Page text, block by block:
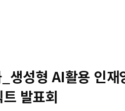
생성형 AI활용 인재
발표회